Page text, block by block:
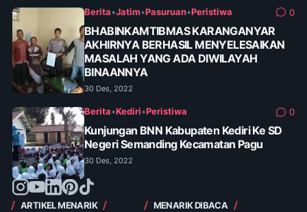
Berita•Jatim•Pasuruan•Peristiwa 0
BHABINKAMTIBMAS KARANGANYAR
AKHIRNYA BERHASIL MENYELESAIKAN
MASALAH YANG ADA DIWILAYAH
BINAANNYA
30 Des, 2022
Berita•Kediri•Peristiwa 0
Kunjungan BNN Kabupaten Kediri Ke SD
Negeri Semanding Kecamatan Pagu
30 Des, 2022
ARTIKEL MENARIK MENARIK DIBACA